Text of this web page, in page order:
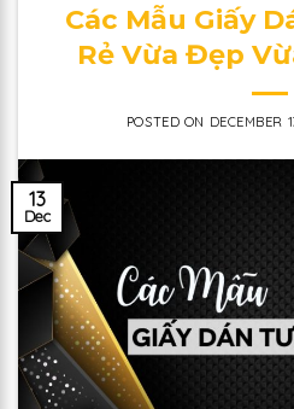
Các Mẫu Giấy
Rẻ Vừa Đẹp
POSTED ON DECEMBER
13
Dec